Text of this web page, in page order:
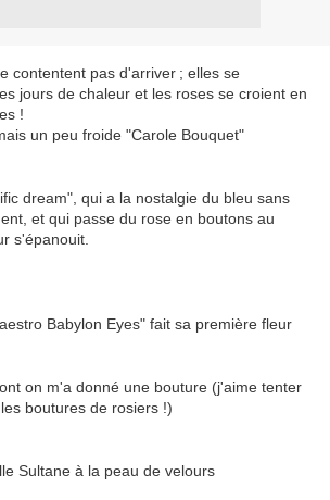
contentent pas d'arriver ; elles se
jours de chaleur et les roses se croient en
!
un peu froide "Carole Bouquet"
dream", qui a la nostalgie du bleu sans
et qui passe du rose en boutons au
s'épanouit.
Babylon Eyes" fait sa première fleur
on m'a donné une bouture (j'aime tenter
les boutures de rosiers !)
Sultane à la peau de velours